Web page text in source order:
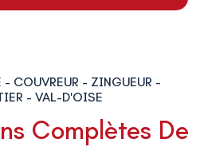
- COUVREUR - ZINGUEUR -
- VAL-D'OISE
Complètes De